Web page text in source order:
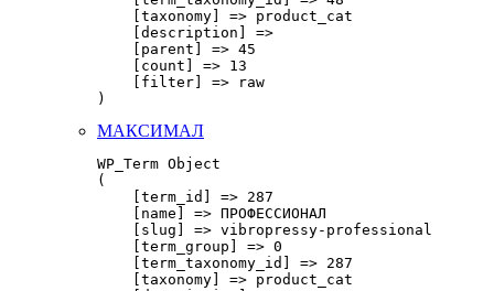
    [taxonomy] => product_cat
    [description] =>
    [parent] => 45
    [count] => 13
    [filter] => raw
МАКСИМАЛ
WP_Term Object
(
    [term_id] => 287
    [name] => ПРОФЕССИОНАЛ
    [slug] => vibropressy-professional
    [term_group] => 0
    [term_taxonomy_id] => 287
    [taxonomy] => product_cat